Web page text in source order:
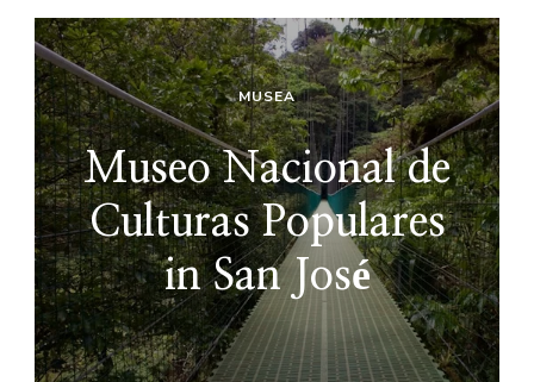
MUSEA
Museo Nacional de
Culturas Populares
in San José